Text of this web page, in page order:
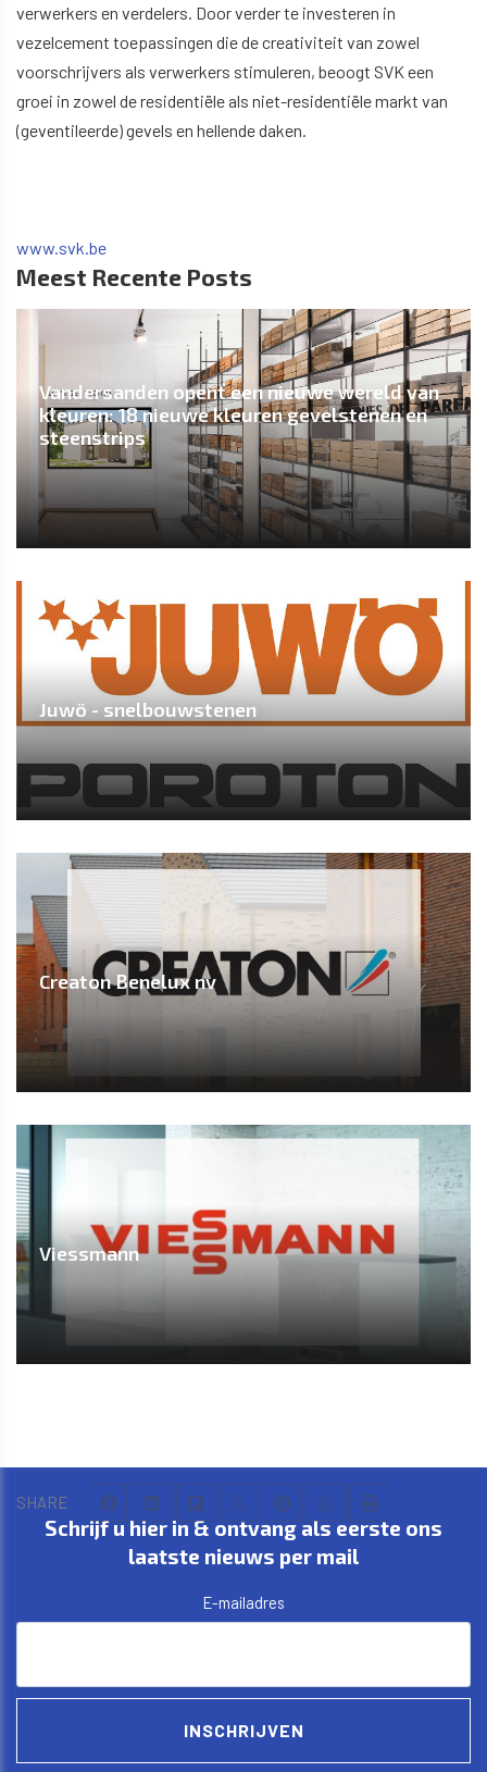
SHARE
verwerkers en verdelers. Door verder te investeren in
vezelcement toepassingen die de creativiteit van zowel
voorschrijvers als verwerkers stimuleren, beoogt SVK een
groei in zowel de residentiële als niet-residentiële markt van
(geventileerde) gevels en hellende daken.
www.svk.be
Meest Recente Posts
Vandersanden opent een nieuwe wereld van
kleuren: 18 nieuwe kleuren gevelstenen en
steenstrips
Juwö - snelbouwstenen
Creaton Benelux nv
Viessmann
Schrijf u hier in & ontvang als eerste ons
laatste nieuws per mail
E-mailadres